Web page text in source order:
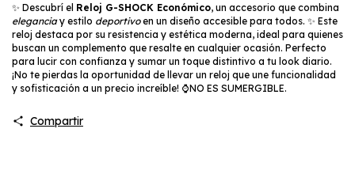
✨ Descubrí el Reloj G-SHOCK Económico, un accesorio que combina
eleganciay estilo deportivoen un diseño accesible para todos. ✨ Este
reloj destaca por su resistencia y estética moderna, ideal para quienes
buscan un complemento que resalte en cualquier ocasión. Perfecto
para lucir con confianza y sumar un toque distintivo a tu look diario.
¡No te pierdas la oportunidad de llevar un reloj que une funcionalidad
y sofisticación a un precio increíble! ⌚NO ES SUMERGIBLE.
Compartir